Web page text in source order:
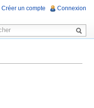
Créer un compte Connexion